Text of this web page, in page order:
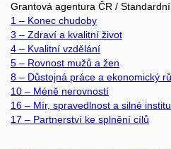
Grantová agentura ČR /
1 – Konec chudoby
3 – Zdraví a kvalitní život
4 – Kvalitní vzdělání
5 – Rovnost mužů a žen
8 – Důstojná práce a ekonomický
10 – Méně nerovností
16 – Mír, spravedlnost a silné
17 – Partnerství ke splnění cílů